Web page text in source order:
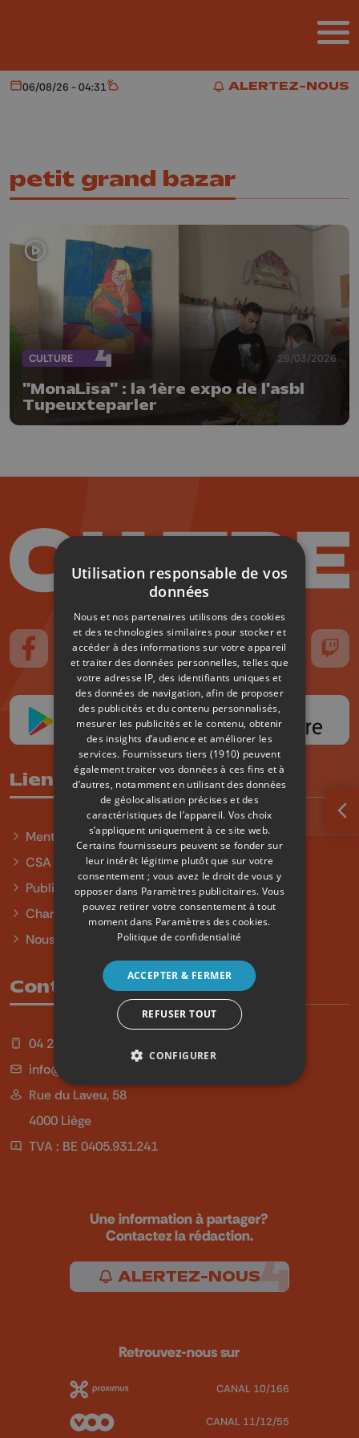
ALERTEZ-NOUS
ALERTEZ-NOUS
Aujourd'hui
06/08/26 - 04:31 Météo
petit grand bazar
CULTURE 29/03/2026
"MonaLisa" : la 1ère expo de l'asbl
Tupeuxteparler
Suivez-nous sur FaceBook
Suivez-nous sur Instagram
Suivez-nous sur TikTokSuivez-nous sur YouTube
Suivez-nous
Liens utiles
Mentions légales
CSA
Publicité
Charte sur l'égalité et la diversité
Nous contacter
Contact
04 254 99 99
info@qu4tre.be
Rue du Laveu, 58
4000 Liège
TVA : BE 0405.931.241
Une information à partager?
Contactez la rédaction.
ALERTEZ-NOUS
Retrouvez-nous sur
CANAL 10/166
CANAL 11/12/55
Utilisation responsable de vos
données
Nous et nos partenaires utilisons des cookies
et des technologies similaires pour stocker et
accéder à des informations sur votre appareil
et traiter des données personnelles, telles que
votre adresse IP, des identifiants uniques et
des données de navigation, afin de proposer
des publicités et du contenu personnalisés,
mesurer les publicités et le contenu, obtenir
des insights d’audience et améliorer les
services. Fournisseurs tiers (1910) peuvent
également traiter vos données à ces fins et à
d’autres, notamment en utilisant des données
de géolocalisation précises et des
caractéristiques de l’appareil. Vos choix
s’appliquent uniquement à ce site web.
Certains fournisseurs peuvent se fonder sur
leur intérêt légitime plutôt que sur votre
consentement ; vous avez le droit de vous y
opposer dans Paramètres publicitaires. Vous
pouvez retirer votre consentement à tout
moment dans Paramètres des cookies.
Politique de confidentialité
ACCEPTER & FERMER
REFUSER TOUT
CONFIGURER